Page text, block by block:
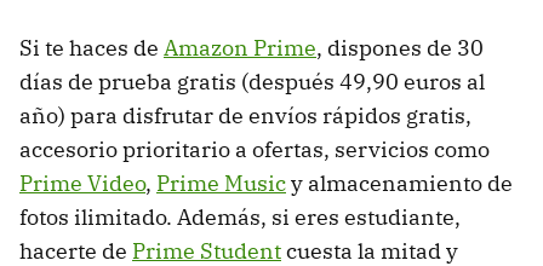
Si te haces de Amazon Prime, dispones de 30
días de prueba gratis (después 49,90 euros al
año) para disfrutar de envíos rápidos gratis,
accesorio prioritario a ofertas, servicios como
Prime Video, Prime Musicy almacenamiento de
fotos ilimitado. Además, si eres estudiante,
hacerte de Prime Studentcuesta la mitad y